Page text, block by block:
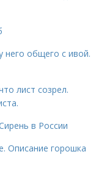
него общего с ивой.
лист созрел.
в России
Описание горошка